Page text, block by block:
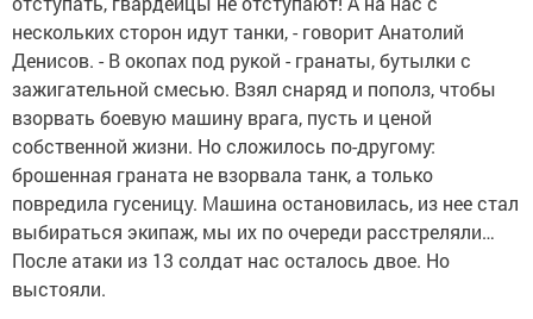
нескольких сторон идут танки, - говорит Анатолий
Денисов. - В окопах под рукой - гранаты, бутылки с
зажигательной смесью. Взял снаряд и пополз, чтобы
взорвать боевую машину врага, пусть и ценой
собственной жизни. Но сложилось по-другому:
брошенная граната не взорвала танк, а только
повредила гусеницу. Машина остановилась, из нее стал
выбираться экипаж, мы их по очереди расстреляли…
После атаки из 13 солдат нас осталось двое. Но
выстояли.